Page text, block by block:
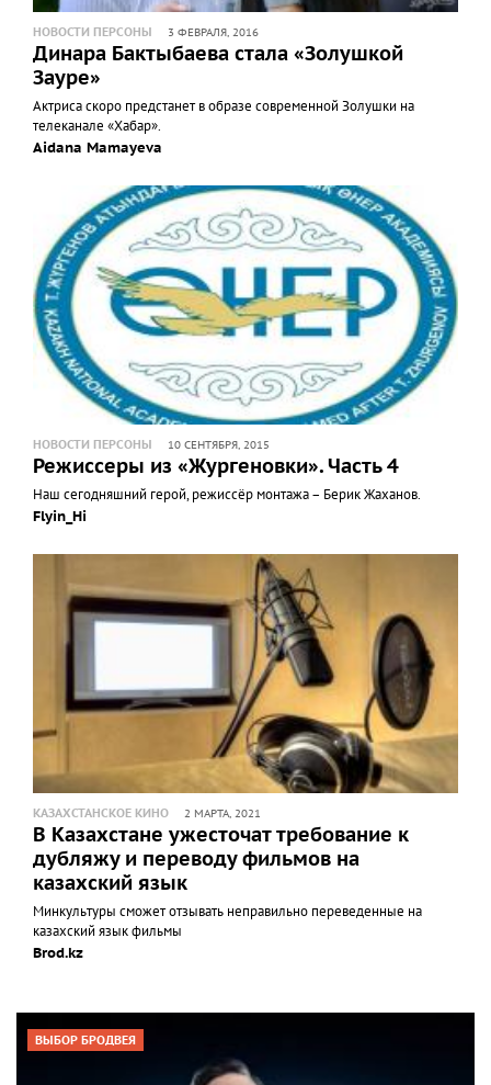
НОВОСТИ ПЕРСОНЫ 3 ФЕВРАЛЯ, 2016
Динара Бактыбаева стала «Золушкой
Зауре»
Актриса скоро предстанет в образе современной Золушки на
телеканале «Хабар».
Aidana Mamayeva
НОВОСТИ ПЕРСОНЫ 10 СЕНТЯБРЯ, 2015
Режиссеры из «Жургеновки». Часть 4
Наш сегодняшний герой, режиссёр монтажа – Берик Жаханов.
Flyin_Hi
КАЗАХСТАНСКОЕ КИНО 2 МАРТА, 2021
В Казахстане ужесточат требование к
дубляжу и переводу фильмов на
казахский язык
Минкультуры сможет отзывать неправильно переведенные на
казахский язык фильмы
Brod.kz
ВЫБОР БРОДВЕЯ